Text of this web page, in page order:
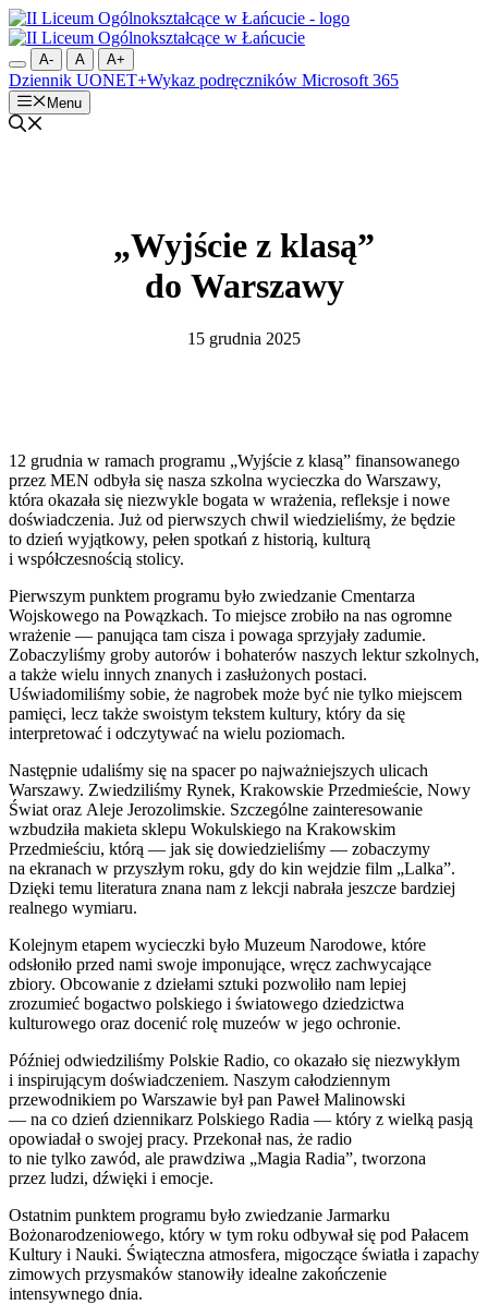
Przejdź
do
treściA- A A+
Dziennik UONET+Wykaz podręczników Microsoft 365
Menu
„Wyjście z klasą”
do Warszawy
15 grudnia 2025
12 grudnia w ramach programu „Wyjście z klasą” finansowanego
przez MEN odbyła się nasza szkolna wycieczka do Warszawy,
która okazała się niezwykle bogata w wrażenia, refleksje i nowe
doświadczenia. Już od pierwszych chwil wiedzieliśmy, że będzie
to dzień wyjątkowy, pełen spotkań z historią, kulturą
i współczesnością stolicy.
Pierwszym punktem programu było zwiedzanie Cmentarza
Wojskowego na Powązkach. To miejsce zrobiło na nas ogromne
wrażenie — panująca tam cisza i powaga sprzyjały zadumie.
Zobaczyliśmy groby autorów i bohaterów naszych lektur szkolnych,
a także wielu innych znanych i zasłużonych postaci.
Uświadomiliśmy sobie, że nagrobek może być nie tylko miejscem
pamięci, lecz także swoistym tekstem kultury, który da się
interpretować i odczytywać na wielu poziomach.
Następnie udaliśmy się na spacer po najważniejszych ulicach
Warszawy. Zwiedziliśmy Rynek, Krakowskie Przedmieście, Nowy
Świat oraz Aleje Jerozolimskie. Szczególne zainteresowanie
wzbudziła makieta sklepu Wokulskiego na Krakowskim
Przedmieściu, którą — jak się dowiedzieliśmy — zobaczymy
na ekranach w przyszłym roku, gdy do kin wejdzie film „Lalka”.
Dzięki temu literatura znana nam z lekcji nabrała jeszcze bardziej
realnego wymiaru.
Kolejnym etapem wycieczki było Muzeum Narodowe, które
odsłoniło przed nami swoje imponujące, wręcz zachwycające
zbiory. Obcowanie z dziełami sztuki pozwoliło nam lepiej
zrozumieć bogactwo polskiego i światowego dziedzictwa
kulturowego oraz docenić rolę muzeów w jego ochronie.
Później odwiedziliśmy Polskie Radio, co okazało się niezwykłym
i inspirującym doświadczeniem. Naszym całodziennym
przewodnikiem po Warszawie był pan Paweł Malinowski
— na co dzień dziennikarz Polskiego Radia — który z wielką pasją
opowiadał o swojej pracy. Przekonał nas, że radio
to nie tylko zawód, ale prawdziwa „Magia Radia”, tworzona
przez ludzi, dźwięki i emocje.
Ostatnim punktem programu było zwiedzanie Jarmarku
Bożonarodzeniowego, który w tym roku odbywał się pod Pałacem
Kultury i Nauki. Świąteczna atmosfera, migoczące światła i zapachy
zimowych przysmaków stanowiły idealne zakończenie
intensywnego dnia.